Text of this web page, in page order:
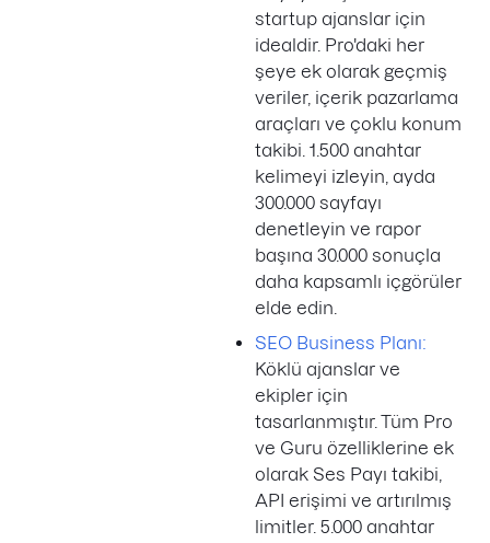
startup ajanslar için
idealdir. Pro'daki her
şeye ek olarak geçmiş
veriler, içerik pazarlama
araçları ve çoklu konum
takibi. 1.500 anahtar
kelimeyi izleyin, ayda
300.000 sayfayı
denetleyin ve rapor
başına 30.000 sonuçla
daha kapsamlı içgörüler
elde edin.
SEO Business Planı:
Köklü ajanslar ve
ekipler için
tasarlanmıştır. Tüm Pro
ve Guru özelliklerine ek
olarak Ses Payı takibi,
API erişimi ve artırılmış
limitler. 5.000 anahtar